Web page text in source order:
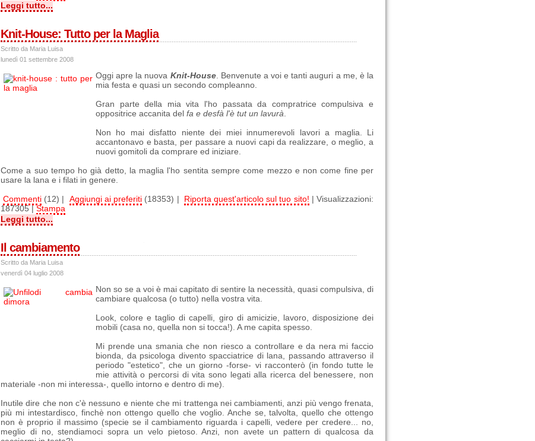
Leggi tutto...
Knit-House: Tutto per la Maglia
Scritto da Maria Luisa
lunedì 01 settembre 2008
Oggi apre la nuova Knit-House. Benvenute a voi e tanti auguri a me, è la
mia festa e quasi un secondo compleanno.
Gran parte della mia vita l'ho passata da compratrice compulsiva e
oppositrice accanita del fa e desfà l'è tut un lavurà
Non ho mai disfatto niente dei miei innumerevoli lavori a maglia. Li
accantonavo e basta, per passare a nuovi capi da realizzare, o meglio, a
nuovi gomitoli da comprare ed iniziare.
Come a suo tempo ho già detto, la maglia l'ho sentita sempre come mezzo e non come fine per
usare la lana e i filati in genere.
Commenti (12) | Aggiungi ai preferiti (18353) | Riporta quest'articolo sul tuo sito! | Visualizzazioni:
187305 |Stampa
Leggi tutto...
Il cambiamento
Scritto da Maria Luisa
venerdì 04 luglio 2008
Non so se a voi è mai capitato di sentire la necessità, quasi compulsiva, di
cambiare qualcosa (o tutto) nella vostra vita.
Look, colore e taglio di capelli, giro di amicizie, lavoro, disposizione dei
mobili (casa no, quella non si tocca!). A me capita spesso.
Mi prende una smania che non riesco a controllare e da nera mi faccio
bionda, da psicologa divento spacciatrice di lana, passando attraverso il
periodo "estetico", che un giorno -forse- vi racconterò (in fondo tutte le
mie attività o percorsi di vita sono legati alla ricerca del benessere, non
materiale -non mi interessa-, quello intorno e dentro di me).
Inutile dire che non c'è nessuno e niente che mi trattenga nei cambiamenti, anzi più vengo frenata,
più mi intestardisco, finchè non ottengo quello che voglio. Anche se, talvolta, quello che ottengo
non è proprio il massimo (specie se il cambiamento riguarda i capelli, vedere per credere... no,
meglio di no, stendiamoci sopra un velo pietoso. Anzi, non avete un pattern di qualcosa da